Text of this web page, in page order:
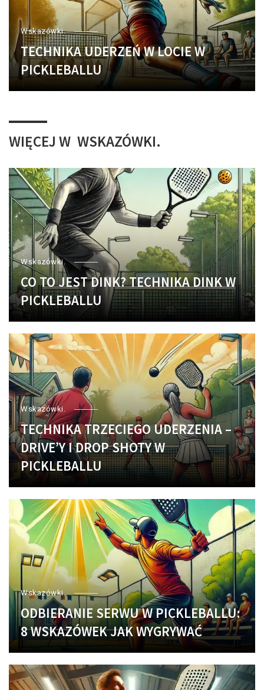
Wskazówki.
TECHNIKA UDERZEŃ W LOCIE W
PICKLEBALLU
WIĘCEJ W WSKAZÓWKI.
Wskazówki.
CO TO JEST DINK? TECHNIKA DINK W
PICKLEBALLU
Wskazówki.
TECHNIKA TRZECIEGO UDERZENIA –
DRIVE’Y I DROP SHOTY W
PICKLEBALLU
Wskazówki.
ODBIERANIE SERWU W PICKLEBALLU:
8 WSKAZÓWEK JAK WYGRYWAĆ